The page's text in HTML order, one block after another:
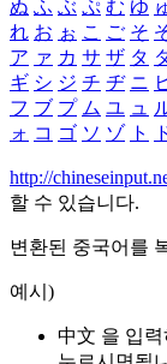
ぬ ふ ぶ ぷ む ゆ
れ お ぉ こ ご そ
ア ァ カ サ ザ タ
ギ シ ジ チ ヂ ニ
フ ブ プ ム ユ ュ
ォ コ ゴ ソ ゾ ト
http://
할 수 있습니다.
변환된 중국어를
예시)
中文 을 입